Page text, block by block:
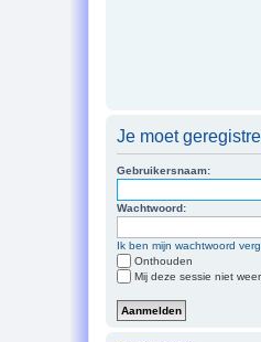
Je moet
Gebruikersnaam:
Wachtwoord:
Ik ben mijn wachtwoord
Onthouden
Mij deze sessie niet